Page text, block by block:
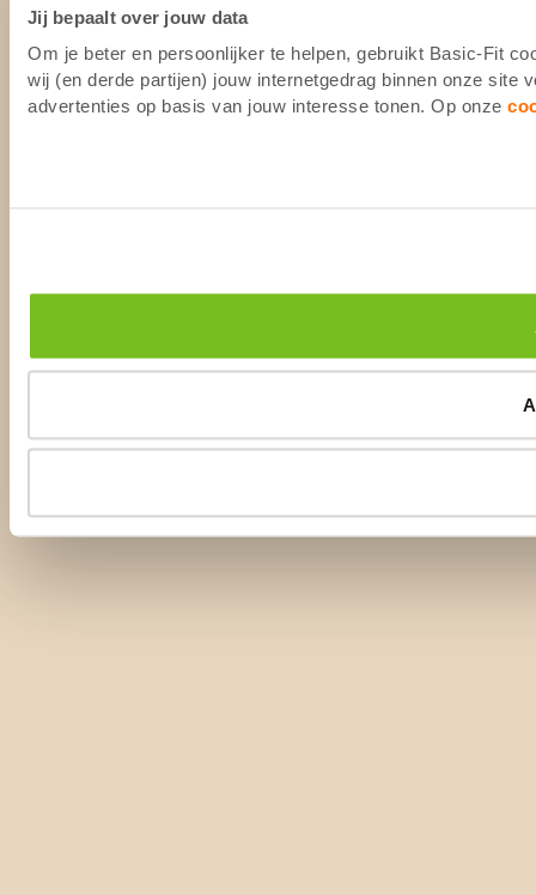
Jij bepaalt over jouw data
Om je beter en persoonlijker te helpen, gebruikt Basic-Fit
wij (en derde partijen) jouw internetgedrag binnen onze site
advertenties op basis van jouw interesse tonen. Op onze